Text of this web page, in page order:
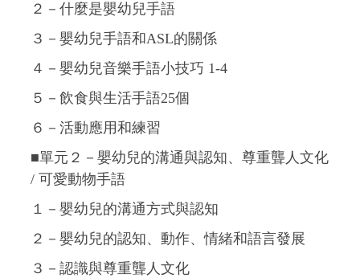
２－什麼是嬰幼兒手語
３－嬰幼兒手語和ASL的關係
４－嬰幼兒音樂手語小技巧 1-4
５－飲食與生活手語25個
６－活動應用和練習
■單元２－嬰幼兒的溝通與認知、尊重聾人文化
/ 可愛動物手語
１－嬰幼兒的溝通方式與認知
２－嬰幼兒的認知、動作、情緒和語言發展
３－認識與尊重聾人文化